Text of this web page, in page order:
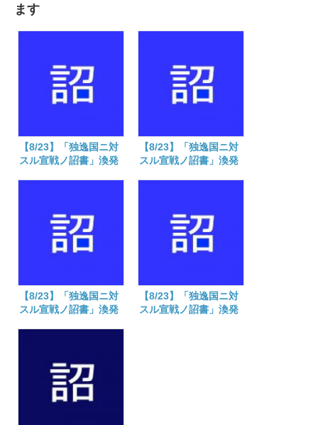
ます
【8/23】「独逸国ニ対
スル宣戦ノ詔書」渙発
【8/23】「独逸国ニ対
スル宣戦ノ詔書」渙発
【8/23】「独逸国ニ対
スル宣戦ノ詔書」渙発
【8/23】「独逸国ニ対
スル宣戦ノ詔書」渙発